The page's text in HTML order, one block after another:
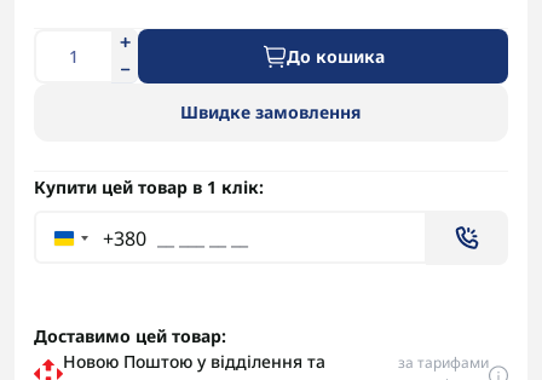
До кошика
Швидке замовлення
Купити цей товар в 1 клік:
+380
Доставимо цей товар:
Новою Поштою у відділення та
за тарифами